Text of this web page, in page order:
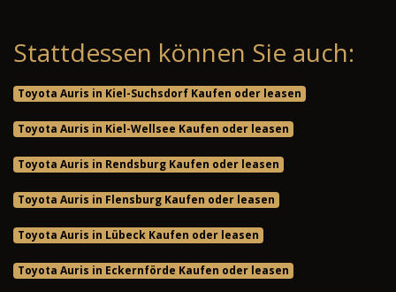
Stattdessen können Sie auch:
Toyota Auris in Kiel-Suchsdorf Kaufen oder leasen
Toyota Auris in Kiel-Wellsee Kaufen oder leasen
Toyota Auris in Rendsburg Kaufen oder leasen
Toyota Auris in Flensburg Kaufen oder leasen
Toyota Auris in Lübeck Kaufen oder leasen
Toyota Auris in Eckernförde Kaufen oder leasen